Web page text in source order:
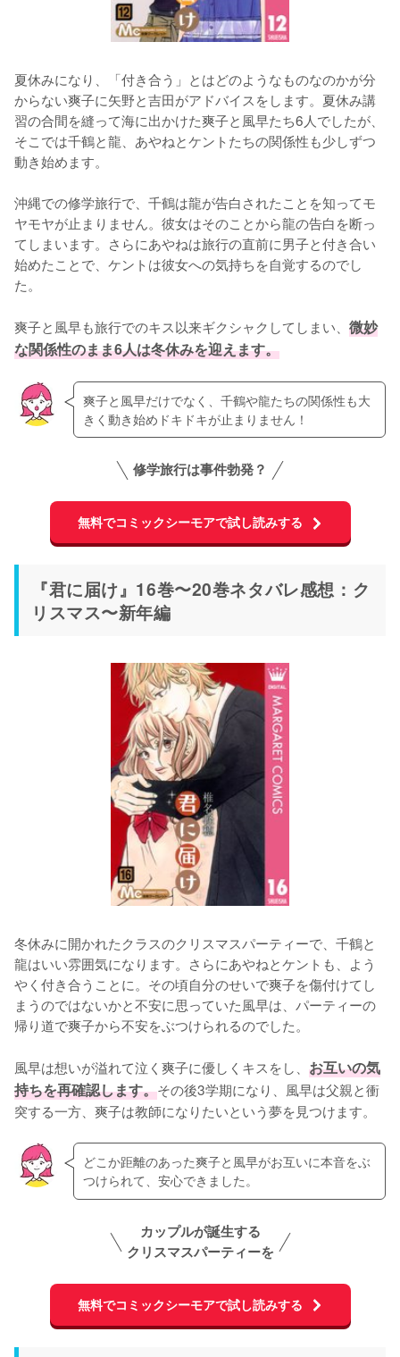
夏休みになり、「付き合う」とはどのようなものなのかが分
からない爽子に矢野と吉田がアドバイスをします。夏休み講
習の合間を縫って海に出かけた爽子と風早たち6人でしたが、
そこでは千鶴と龍、あやねとケントたちの関係性も少しずつ
動き始めます。
沖縄での修学旅行で、千鶴は龍が告白されたことを知ってモ
ヤモヤが止まりません。彼女はそのことから龍の告白を断っ
てしまいます。さらにあやねは旅行の直前に男子と付き合い
始めたことで、ケントは彼女への気持ちを自覚するのでし
た。
爽子と風早も旅行でのキス以来ギクシャクしてしまい、 微妙
な関係性のまま6人は冬休みを迎えます。
爽子と風早だけでなく、千鶴や龍たちの関係性も大
きく動き始めドキドキが止まりません！
修学旅行は事件勃発？
無料でコミックシーモアで試し読みする
『君に届け』16巻〜20巻ネタバレ感想：ク
リスマス〜新年編
冬休みに開かれたクラスのクリスマスパーティーで、千鶴と
龍はいい雰囲気になります。さらにあやねとケントも、よう
やく付き合うことに。その頃自分のせいで爽子を傷付けてし
まうのではないかと不安に思っていた風早は、パーティーの
帰り道で爽子から不安をぶつけられるのでした。
風早は想いが溢れて泣く爽子に優しくキスをし、 お互いの気
持ちを再確認します。その後3学期になり、風早は父親と衝
突する一方、爽子は教師になりたいという夢を見つけます。
どこか距離のあった爽子と風早がお互いに本音をぶ
つけられて、安心できました。
カップルが誕生する
クリスマスパーティーを
無料でコミックシーモアで試し読みする